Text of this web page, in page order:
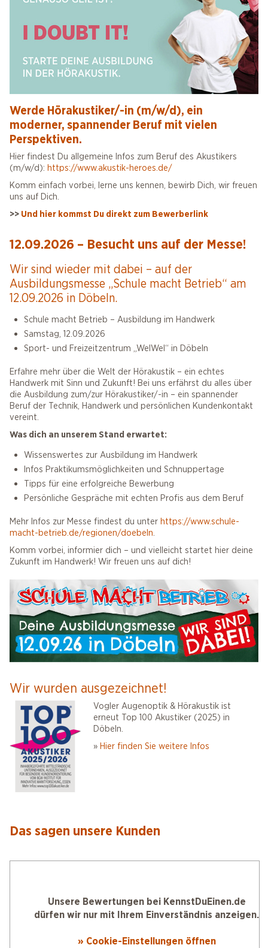
Werde Hörakustiker/-in (m/w/d), ein
moderner, spannender Beruf mit vielen
Perspektiven.
Hier findest Du allgemeine Infos zum Beruf des Akustikers
(m/w/d): https://www.akustik-heroes.de/
Komm einfach vorbei, lerne uns kennen, bewirb Dich, wir freuen
uns auf Dich.
>> Und hier kommst Du direkt zum Bewerberlink
12.09.2026 – Besucht uns auf der Messe!
Wir sind wieder mit dabei – auf der
Ausbildungsmesse „Schule macht Betrieb“ am
12.09.2026 in Döbeln.
Schule macht Betrieb – Ausbildung im Handwerk
Samstag, 12.09.2026
Sport- und Freizeitzentrum „WelWel“ in Döbeln
Erfahre mehr über die Welt der Hörakustik – ein echtes
Handwerk mit Sinn und Zukunft! Bei uns erfährst du alles über
die Ausbildung zum/zur Hörakustiker/-in – ein spannender
Beruf der Technik, Handwerk und persönlichen Kundenkontakt
vereint.
Was dich an unserem Stand erwartet:
Wissenswertes zur Ausbildung im Handwerk
Infos Praktikumsmöglichkeiten und Schnuppertage
Tipps für eine erfolgreiche Bewerbung
Persönliche Gespräche mit echten Profis aus dem Beruf
Mehr Infos zur Messe findest du unter https://www.schule-
macht-betrieb.de/regionen/doebeln.
Komm vorbei, informier dich – und vielleicht startet hier deine
Zukunft im Handwerk! Wir freuen uns auf dich!
Wir wurden ausgezeichnet!
Vogler Augenoptik & Hörakustik ist
erneut Top 100 Akustiker (2025) in
Döbeln.
» Hier finden Sie weitere Infos
Das sagen unsere Kunden
Unsere Bewertungen bei KennstDuEinen.de
dürfen wir nur mit Ihrem Einverständnis anzeigen.
» Cookie-Einstellungen öffnen